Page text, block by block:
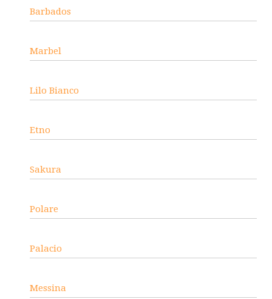
Barbados
Marbel
Lilo Bianco
Etno
Sakura
Polare
Palacio
Messina